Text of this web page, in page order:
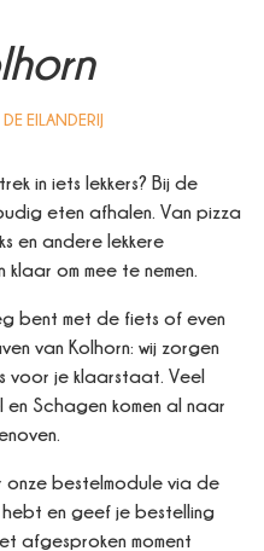
EILANDERIJ
in iets lekkers? Bij de
eten afhalen. Van pizza
en andere lekkere
om mee te nemen.
bent met de fiets of even
van Kolhorn: wij zorgen
voor je klaarstaat. Veel
en Schagen komen al naar
onze bestelmodule via de
hebt en geef je bestelling
afgesproken moment